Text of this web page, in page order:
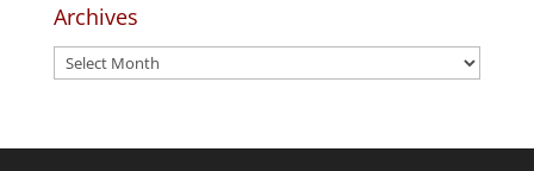
Archives
Archives